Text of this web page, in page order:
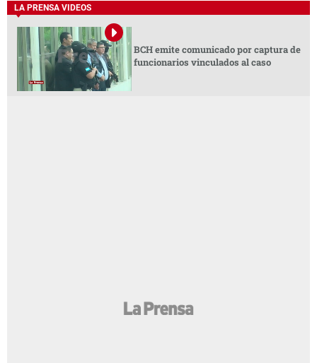
LA PRENSA VIDEOS
BCH emite comunicado por captura de
funcionarios vinculados al caso